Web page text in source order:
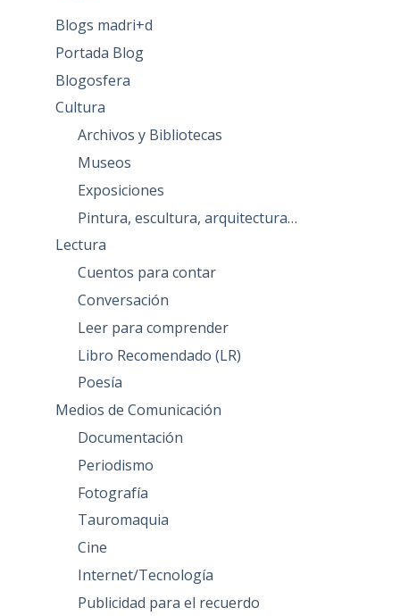
Blogs madri+d
Portada Blog
Blogosfera
Cultura
Archivos y Bibliotecas
Museos
Exposiciones
Pintura, escultura, arquitectura…
Lectura
Cuentos para contar
Conversación
Leer para comprender
Libro Recomendado (LR)
Poesía
Medios de Comunicación
Documentación
Periodismo
Fotografía
Tauromaquia
Cine
Internet/Tecnología
Publicidad para el recuerdo